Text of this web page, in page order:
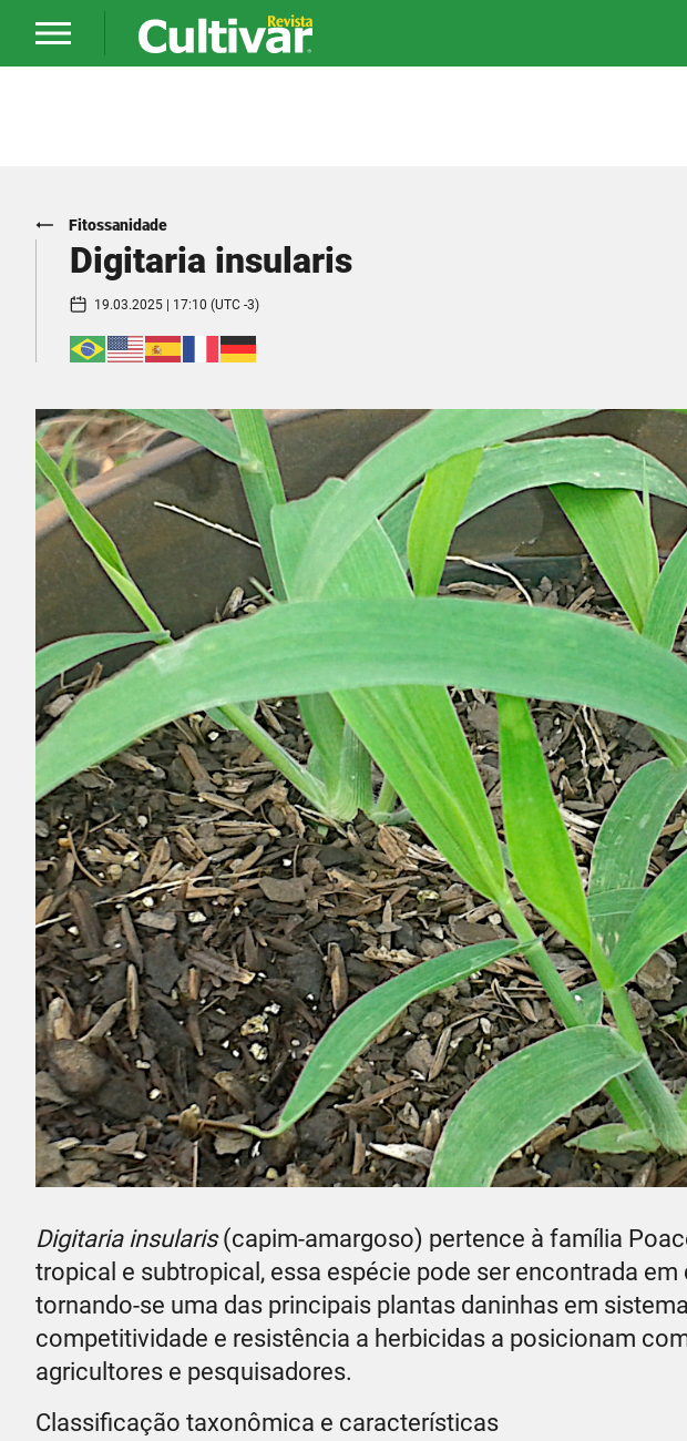
Fitossanidade
Digitaria insularis
19.03.2025 | 17:10 (UTC -3)
Digitaria insularis(capim-amargoso) pertence à família
tropical e subtropical, essa espécie pode ser encontrada
tornando-se uma das principais plantas daninhas em
competitividade e resistência a herbicidas a posicionam
agricultores e pesquisadores.
Classificação taxonômica e características